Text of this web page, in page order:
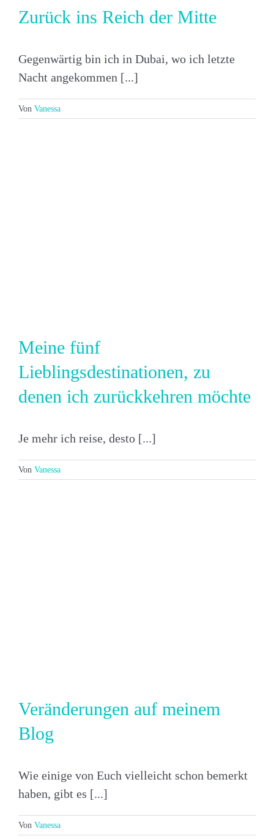
Zurück ins Reich der Mitte
Gegenwärtig bin ich in Dubai, wo ich letzte
Nacht angekommen [...]
Von Vanessa
Meine fünf
Lieblingsdestinationen, zu
denen ich zurückkehren möchte
Je mehr ich reise, desto [...]
Von Vanessa
Veränderungen auf meinem
Blog
Wie einige von Euch vielleicht schon bemerkt
haben, gibt es [...]
Von Vanessa